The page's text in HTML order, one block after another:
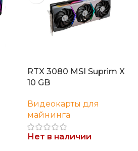
RTX 3080 MSI Suprim X
10 GB
Видеокарты для
майнинга
Нет в наличии